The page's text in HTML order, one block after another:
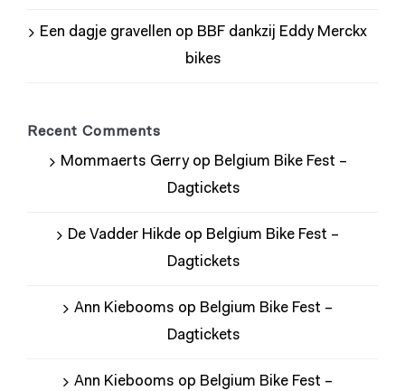
Een dagje gravellen op BBF dankzij Eddy Merckx
bikes
Recent Comments
Mommaerts Gerryop Belgium Bike Fest –
Dagtickets
De Vadder Hikde op Belgium Bike Fest –
Dagtickets
Ann Kiebooms op Belgium Bike Fest –
Dagtickets
Ann Kiebooms op Belgium Bike Fest –